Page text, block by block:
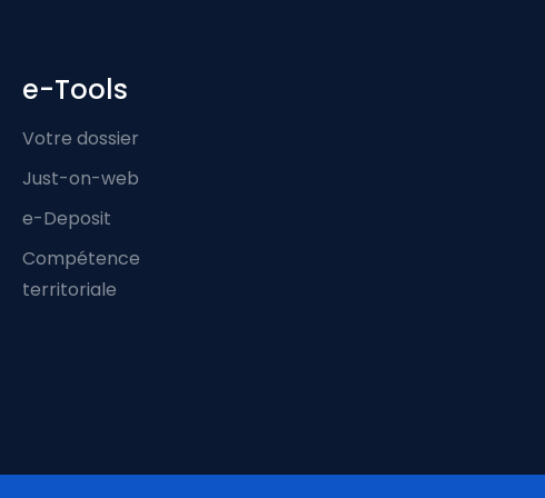
e-Tools
Votre dossier
Just-on-web
e-Deposit
Compétence
territoriale